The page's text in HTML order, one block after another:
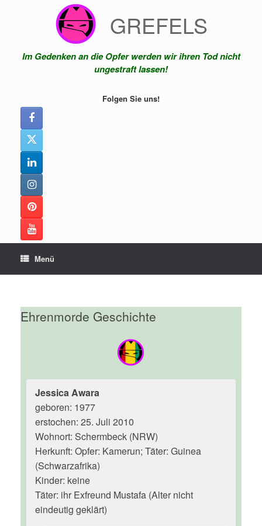
GREFELS
Im Gedenken an die Opfer werden wir ihren Tod nicht
ungestraft lassen!
Folgen Sie uns!
Menü
Ehrenmorde Geschichte
Jessica Awara
geboren: 1977
erstochen: 25. Juli 2010
Wohnort: Schermbeck (NRW)
Herkunft: Opfer: Kamerun; Täter: Guinea
(Schwarzafrika)
Kinder: keine
Täter: ihr Exfreund Mustafa (Alter nicht
eindeutig geklärt)